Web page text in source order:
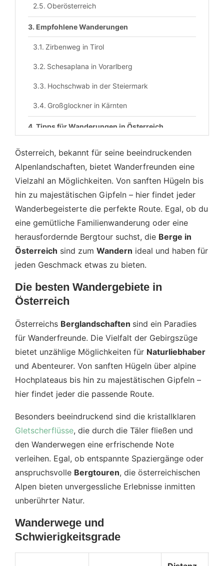
Oberösterreich
Empfohlene Wanderungen
Zirbenweg in Tirol
Schesaplana in Vorarlberg
Hochschwab in der Steiermark
Großglockner in Kärnten
Tipps für Wanderungen in Österreich
Ausrüstung und Vorbereitung
Unterkünfte
FAQ: Häufige Fragen zu Berge in Österreich
Wandern
Österreich, bekannt für seine beeindruckenden
Alpenlandschaften, bietet Wanderfreunden eine
Vielzahl an Möglichkeiten. Von sanften Hügeln bis
hin zu majestätischen Gipfeln – hier findet jeder
Wanderbegeisterte die perfekte Route. Egal, ob du
eine gemütliche Familienwanderung oder eine
herausfordernde Bergtour suchst, die Berge in
Österreich sind zum Wandern ideal und haben für
jeden Geschmack etwas zu bieten.
Die besten Wandergebiete in
Österreich
Österreichs Berglandschaften sind ein Paradies
für Wanderfreunde. Die Vielfalt der Gebirgszüge
bietet unzählige Möglichkeiten für Naturliebhaber
und Abenteurer. Von sanften Hügeln über alpine
Hochplateaus bis hin zu majestätischen Gipfeln –
hier findet jeder die passende Route.
Besonders beeindruckend sind die kristallklaren
Gletscherflüsse, die durch die Täler fließen und
den Wanderwegen eine erfrischende Note
verleihen. Egal, ob entspannte Spaziergänge oder
anspruchsvolle Bergtouren, die österreichischen
Alpen bieten unvergessliche Erlebnisse inmitten
unberührter Natur.
Wanderwege und
Schwierigkeitsgrade